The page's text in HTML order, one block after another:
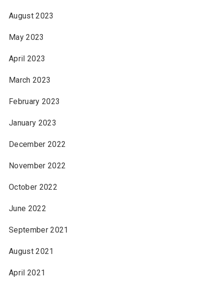
August 2023
May 2023
April 2023
March 2023
February 2023
January 2023
December 2022
November 2022
October 2022
June 2022
September 2021
August 2021
April 2021